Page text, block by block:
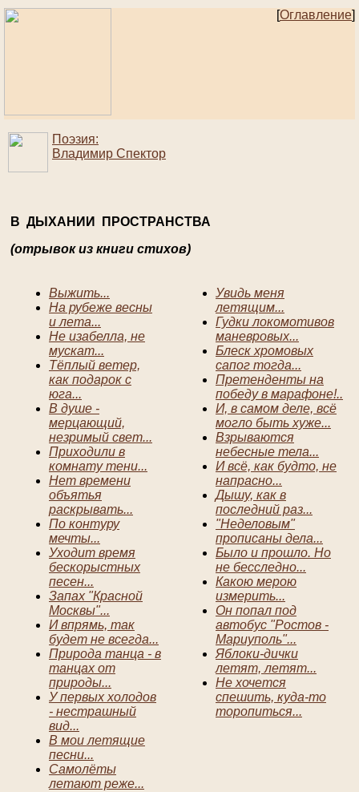
[Оглавление]
Поэзия:
Владимир Спектор
В ДЫХАНИИ ПРОСТРАНСТВА
(отрывок из книги стихов)
Выжить...
На рубеже весны
и лета...
Не изабелла, не
мускат...
Тёплый ветер,
как подарок с
юга...
В душе -
мерцающий,
незримый свет...
Приходили в
комнату тени...
Нет времени
объятья
раскрывать...
По контуру
мечты...
Уходит время
бескорыстных
песен...
Запах "Красной
Москвы"...
И впрямь, так
будет не всегда...
Природа танца - в
танцах от
природы...
У первых холодов
- нестрашный
вид...
В мои летящие
песни...
Самолёты
летают реже...
Увидь меня
летящим...
Гудки локомотивов
маневровых...
Блеск хромовых
сапог тогда...
Претенденты на
победу в марафоне!..
И, в самом деле, всё
могло быть хуже...
Взрываются
небесные тела...
И всё, как будто, не
напрасно...
Дышу, как в
последний раз...
"Неделовым"
прописаны дела...
Было и прошло. Но
не бесследно...
Какою мерою
измерить...
Он попал под
автобус "Ростов -
Мариуполь"...
Яблоки-дички
летят, летят...
Не хочется
спешить, куда-то
торопиться...